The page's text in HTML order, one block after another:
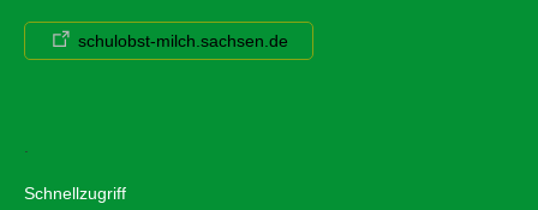
schulobst-milch.sachsen.de
Schnellzugriff